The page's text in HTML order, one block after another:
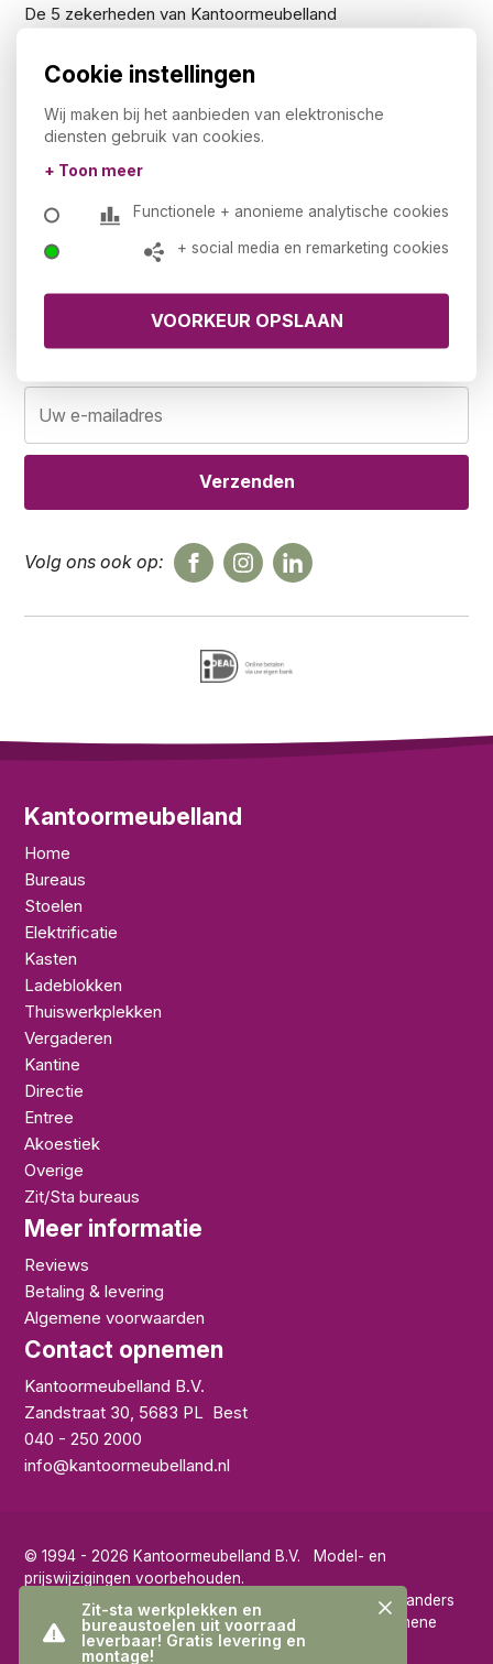
Zit-sta werkplekken en
bureaustoelen uit voorraad
leverbaar! Gratis levering en
montage!
De 5 zekerheden van Kantoormeubelland
Ons assortiment
Voorraad
Downloads
Werkbladkleuren
Veelgestelde vragen
Retour- en teruggavebeleid
Blijf op de hoogte
Volg ons ook op:
Kantoormeubelland
Home
Bureaus
Stoelen
Elektrificatie
Kasten
Ladeblokken
Thuiswerkplekken
Vergaderen
Kantine
Directie
Entree
Akoestiek
Overige
Zit/Sta bureaus
Meer informatie
Reviews
Betaling & levering
Algemene voorwaarden
Contact opnemen
Kantoormeubelland B.V.
Zandstraat 30, 5683 PL Best
040 - 250 2000
info@kantoormeubelland.nl
© 1994 - 2026 Kantoormeubelland B.V. Model- en
prijswijzigingen voorbehouden.
Alle prijzen op deze site zijn exclusief 21% BTW tenzij anders
vermeld. Op alle verkoop via deze site zijn onze
algemene
voorwaardenvan toepassing.
Cookie instellingen
Wij maken bij het aanbieden van elektronische
diensten gebruik van cookies.
+ Toon meer
Functionele + anonieme analytische cookies
+ social media en remarketing cookies